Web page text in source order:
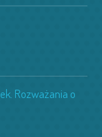
Rozważania o